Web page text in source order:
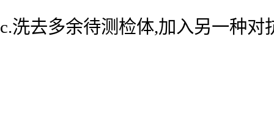
c.洗去多余待测检体,加入另一种